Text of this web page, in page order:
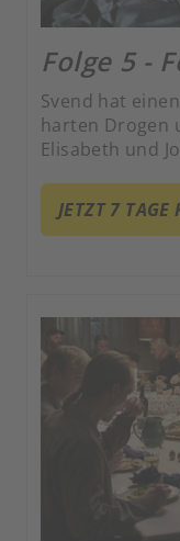
Folge 5 -
Svend hat
harten Drogen
Elisabeth und
JETZT 7 TAGE